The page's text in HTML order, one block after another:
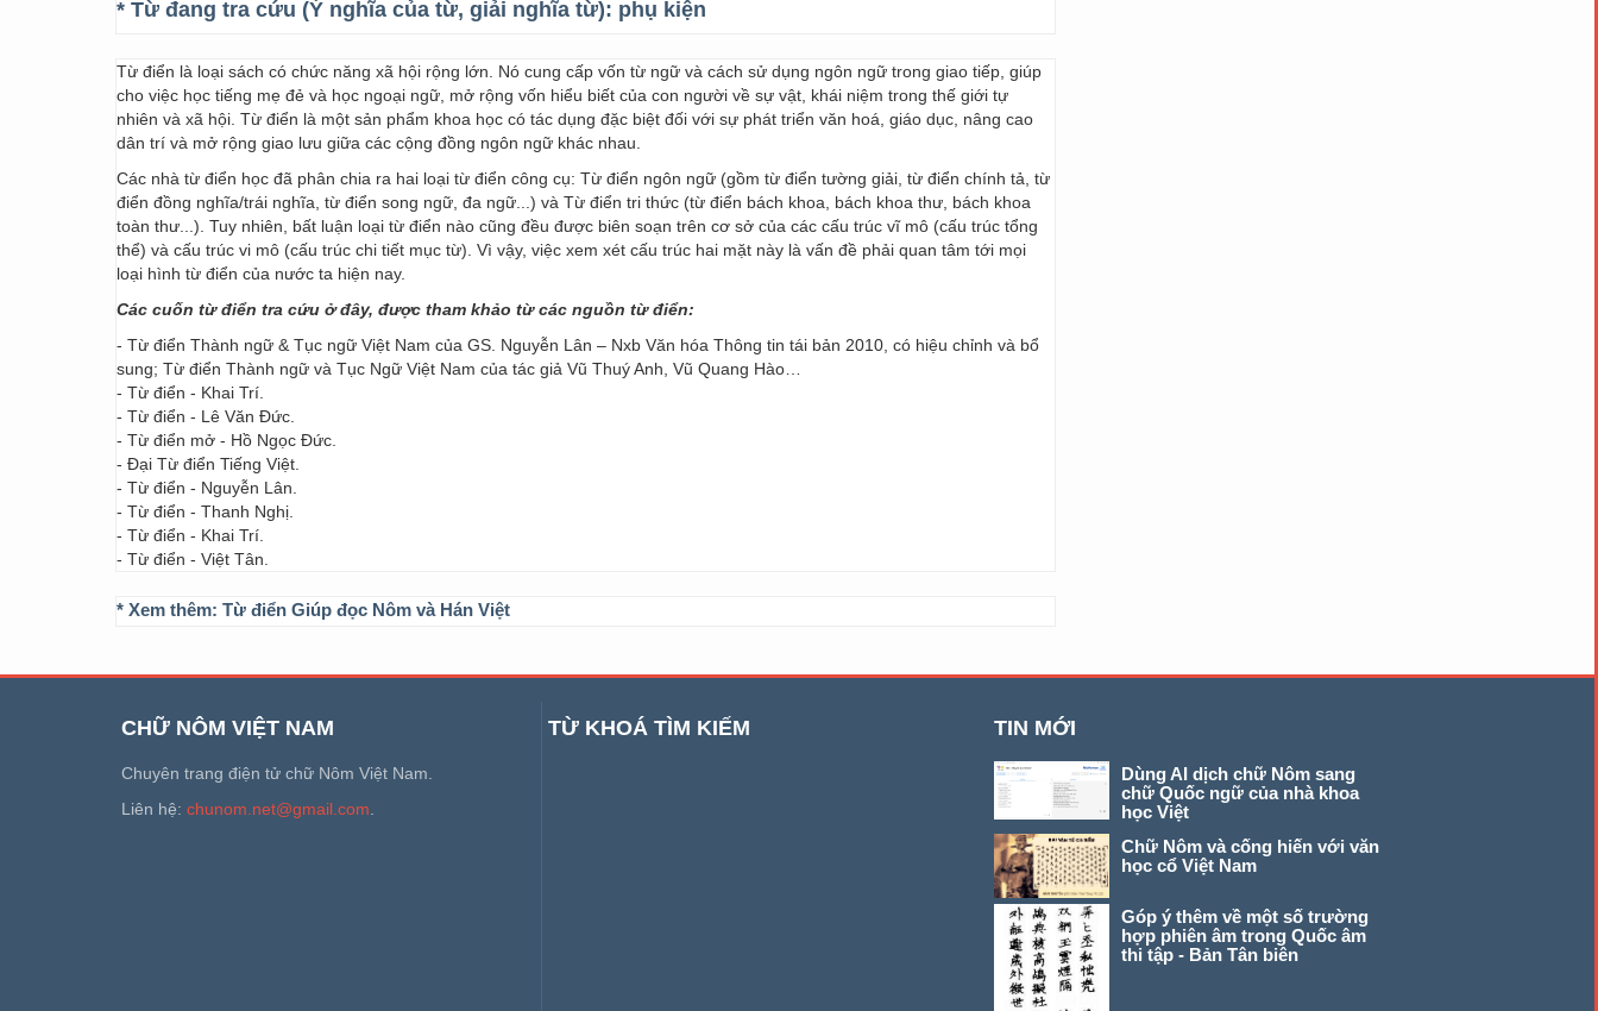
* Từ đang tra cứu (Ý nghĩa của từ, giải nghĩa từ): phụ kiện
Từ điển là loại sách có chức năng xã hội rộng lớn. Nó cung cấp vốn từ ngữ và cách sử dụng ngôn ngữ trong giao tiếp, giúp
cho việc học tiếng mẹ đẻ và học ngoại ngữ, mở rộng vốn hiểu biết của con người về sự vật, khái niệm trong thế giới tự
nhiên và xã hội. Từ điển là một sản phẩm khoa học có tác dụng đặc biệt đối với sự phát triển văn hoá, giáo dục, nâng cao
dân trí và mở rộng giao lưu giữa các cộng đồng ngôn ngữ khác nhau.
Các nhà từ điển học đã phân chia ra hai loại từ điển công cụ: Từ điển ngôn ngữ (gồm từ điển tường giải, từ điển chính tả, từ
điển đồng nghĩa/trái nghĩa, từ điển song ngữ, đa ngữ...) và Từ điển tri thức (từ điển bách khoa, bách khoa thư, bách khoa
toàn thư...). Tuy nhiên, bất luận loại từ điển nào cũng đều được biên soạn trên cơ sở của các cấu trúc vĩ mô (cấu trúc tổng
thể) và cấu trúc vi mô (cấu trúc chi tiết mục từ). Vì vậy, việc xem xét cấu trúc hai mặt này là vấn đề phải quan tâm tới mọi
loại hình từ điển của nước ta hiện nay.
Các cuốn từ điển tra cứu ở đây, được tham khảo từ các nguồn từ điển:
- Từ điển Thành ngữ & Tục ngữ Việt Nam của GS. Nguyễn Lân – Nxb Văn hóa Thông tin tái bản 2010, có hiệu chỉnh và bổ
sung; Từ điển Thành ngữ và Tục Ngữ Việt Nam của tác giả Vũ Thuý Anh, Vũ Quang Hào…
- Từ điển - Khai Trí.
- Từ điển - Lê Văn Đức.
- Từ điển mở - Hồ Ngọc Đức.
- Đại Từ điển Tiếng Việt.
- Từ điển - Nguyễn Lân.
- Từ điển - Thanh Nghị.
- Từ điển - Khai Trí.
- Từ điển - Việt Tân.
* Xem thêm: Từ điển Giúp đọc Nôm và Hán Việt
CHỮ NÔM VIỆT NAM
Chuyên trang điện tử chữ Nôm Việt Nam.
Liên hệ: chunom.net@gmail.com
TỪ KHOÁ TÌM KIẾM TIN MỚI
Dùng AI dịch chữ Nôm sang
chữ Quốc ngữ của nhà khoa
học Việt
Chữ Nôm và cống hiến với văn
học cổ Việt Nam
Góp ý thêm về một số trường
hợp phiên âm trong Quốc âm
thi tập - Bản Tân biên